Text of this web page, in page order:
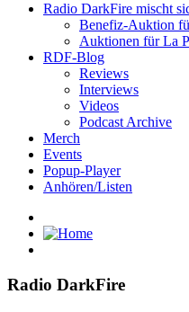
Radio DarkFire mischt
Benefiz-Auktion
Auktionen für La
RDF-Blog
Reviews
Interviews
Videos
Podcast Archive
Merch
Events
Popup-Player
Anhören/Listen
Radio DarkFire